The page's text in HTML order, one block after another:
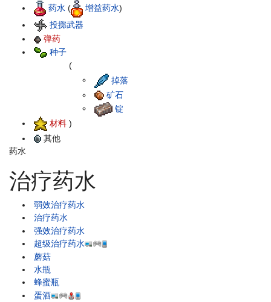
药水 ( 增益药水)
投掷武器
弹药
种子
材料
(
掉落
矿石
锭
)
其他
药水
治疗药水
弱效治疗药水
治疗药水
强效治疗药水
超级治疗药水
蘑菇
水瓶
蜂蜜瓶
蛋酒